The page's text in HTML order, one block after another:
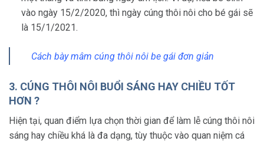
vào ngày 15/2/2020, thì ngày cúng thôi nôi cho bé gái sẽ
là 15/1/2021.
Cách bày mâm cúng thôi nôi be gái đơn giản
3. CÚNG THÔI NÔI BUỔI SÁNG HAY CHIỀU TỐT
HƠN ?
Hiện tại, quan điểm lựa chọn thời gian để làm lễ cúng thôi nôi
sáng hay chiều khá là đa dạng, tùy thuộc vào quan niệm cá